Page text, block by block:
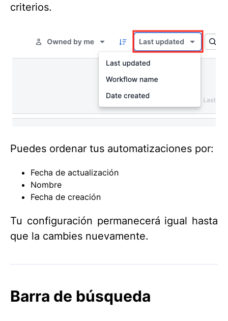
criterios.
Puedes ordenar tus automatizaciones por:
Fecha de actualización
Nombre
Fecha de creación
Tu configuración permanecerá igual hasta
que la cambies nuevamente.
Barra de búsqueda